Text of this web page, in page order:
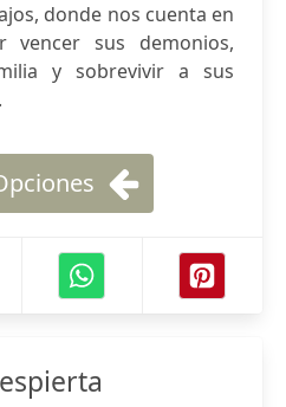
donde nos cuenta en
vencer sus demonios,
y sobrevivir a sus